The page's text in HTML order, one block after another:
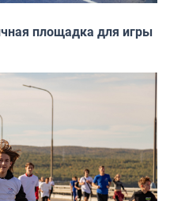
площадка для игры